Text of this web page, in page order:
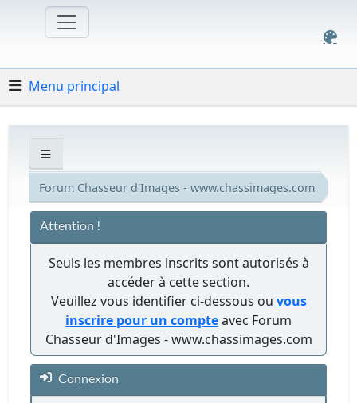
Menu principal
Forum Chasseur d'Images - www.chassimages.com
Attention !
Seuls les membres inscrits sont autorisés à
accéder à cette section.
Veuillez vous identifier ci-dessous ou vous
inscrire pour un compteavec Forum
Chasseur d'Images - www.chassimages.com
Connexion